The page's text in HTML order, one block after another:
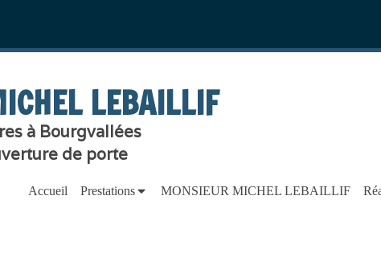
LEBAILLIF
à Bourgvallées
de porte
Accueil Prestations MONSIEUR MICHEL LEBAILLIF